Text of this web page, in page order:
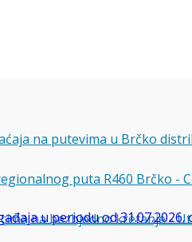
na putevima u Brčko
puta R460 Brčko -
na bezbjedno kretanje-